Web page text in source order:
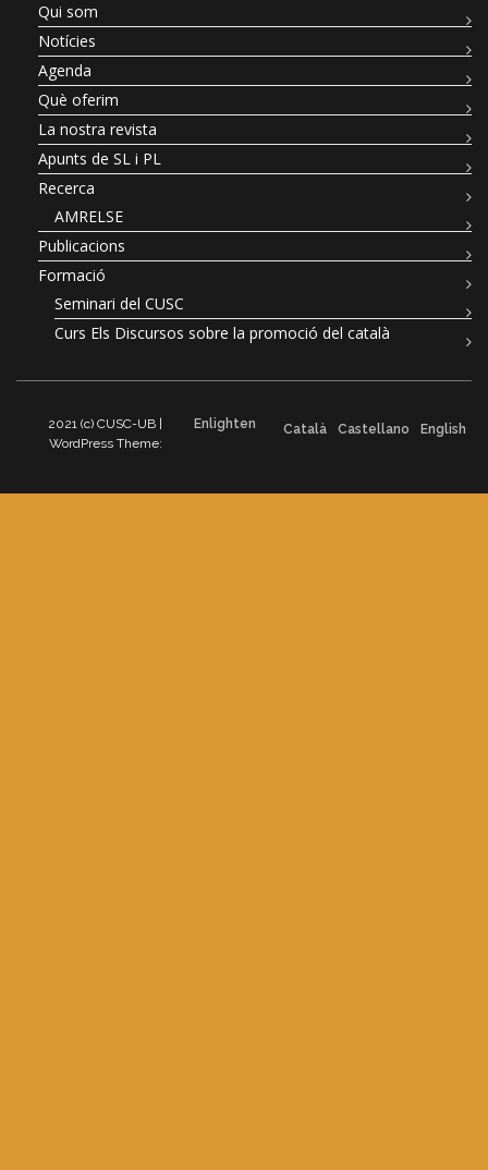
Qui som
Notícies
Agenda
Què oferim
La nostra revista
Apunts de SL i PL
Recerca
AMRELSE
Publicacions
Formació
Seminari del CUSC
Curs Els Discursos sobre la promoció del català
2021 (c) CUSC-UB |
WordPress Theme:
Enlighten Català Castellano English